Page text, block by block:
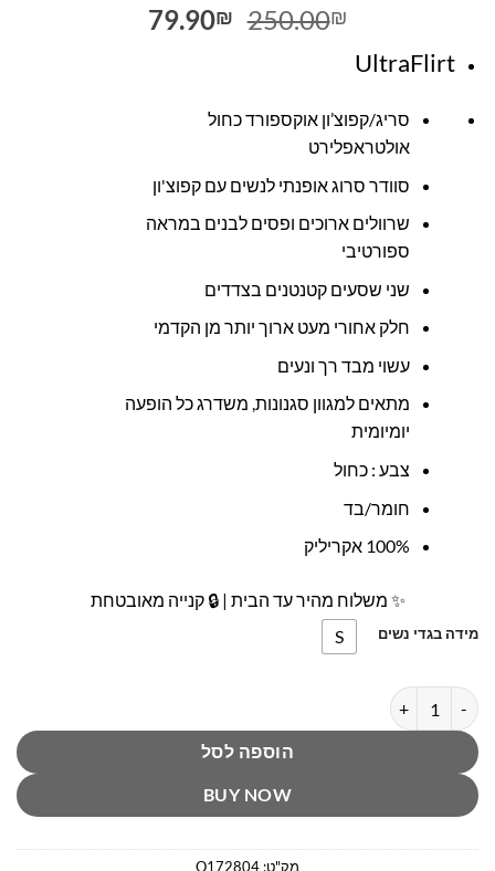
250.00₪
המחיר
79.90₪
המחיר
UltraFlirt
סריג/קפוצ’ון אוקספורד כחול
אולטראפלירט
סוודר סרוג אופנתי לנשים עם קפוצ'ון
שרוולים ארוכים ופסים לבנים במראה
ספורטיבי
שני שסעים קטנטנים בצדדים
חלק אחורי מעט ארוך יותר מן הקדמי
עשוי מבד רך ונעים
מתאים למגוון סגנונות, משדרג כל הופעה
יומיומית
צבע : כחול
חומר/בד
100% אקריליק
✨ משלוח מהיר עד הבית | 🔒 קנייה מאובטחת
מידה בגדי נשים S
כמות של סריג/קפוצ’ון אוקספורד כחול אולטראפלירט
הוספה לסל
BUY NOW
מק"ט: O172804